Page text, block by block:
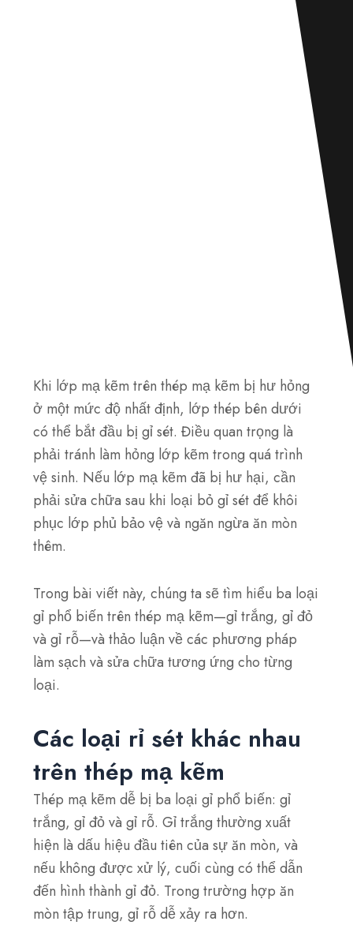
Khi lớp mạ kẽm trên thép mạ kẽm bị hư hỏng
ở một mức độ nhất định, lớp thép bên dưới
có thể bắt đầu bị gỉ sét. Điều quan trọng là
phải tránh làm hỏng lớp kẽm trong quá trình
vệ sinh. Nếu lớp mạ kẽm đã bị hư hại, cần
phải sửa chữa sau khi loại bỏ gỉ sét để khôi
phục lớp phủ bảo vệ và ngăn ngừa ăn mòn
thêm.
Trong bài viết này, chúng ta sẽ tìm hiểu ba loại
gỉ phổ biến trên thép mạ kẽm—gỉ trắng, gỉ đỏ
và gỉ rỗ—và thảo luận về các phương pháp
làm sạch và sửa chữa tương ứng cho từng
loại.
Các loại rỉ sét khác nhau
trên thép mạ kẽm
Thép mạ kẽm dễ bị ba loại gỉ phổ biến: gỉ
trắng, gỉ đỏ và gỉ rỗ. Gỉ trắng thường xuất
hiện là dấu hiệu đầu tiên của sự ăn mòn, và
nếu không được xử lý, cuối cùng có thể dẫn
đến hình thành gỉ đỏ. Trong trường hợp ăn
mòn tập trung, gỉ rỗ dễ xảy ra hơn.